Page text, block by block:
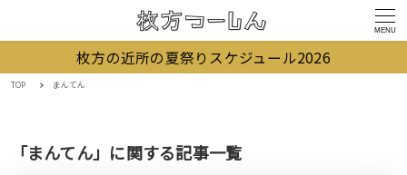
MENU
枚方の近所の夏祭りスケジュール2026
TOP まんてん
「まんてん」に関する記事一覧